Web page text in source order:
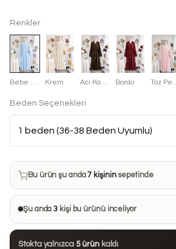
Renkler
Krem Bordo
Beden Seçenekleri
Bu ürün son 7 günde11 kezsatın alındı
Bu ürün şu anda7 kişininsepetinde
Bu ürünü 21 kişi favorilerine ekledi
Bu ürün son 24 saatte89 kezgörüntülendi
Şu anda3 kişi bu ürünü inceliyor
Stokta yalnızca 5 ürün kaldı